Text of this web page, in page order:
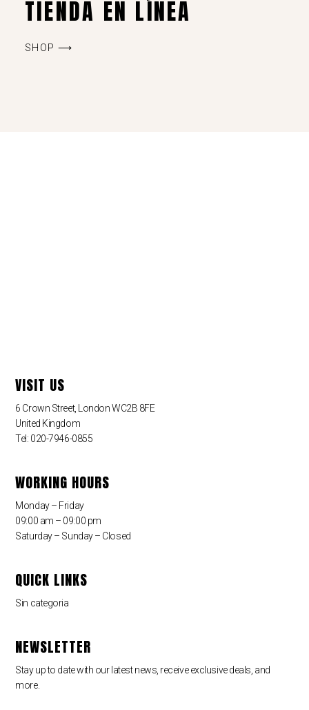
TIENDA EN LÍNEA
SHOP ⟶
VISIT US
6 Crown Street, London WC2B 8FE
United Kingdom
Tel: 020-7946-0855
WORKING HOURS
Monday – Friday
09:00 am – 09:00 pm
Saturday – Sunday – Closed
QUICK LINKS
Sin categoria
NEWSLETTER
Stay up to date with our latest news, receive exclusive deals, and
more.